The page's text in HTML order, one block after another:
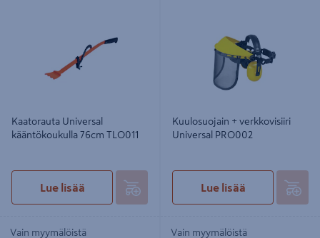
Kaatorauta Universal
kääntökoukulla 76cm TLO011
Lue lisää
Vain myymälöistä
Kuulosuojain + verkkovisiiri
Universal PRO002
Lue lisää
Vain myymälöistä